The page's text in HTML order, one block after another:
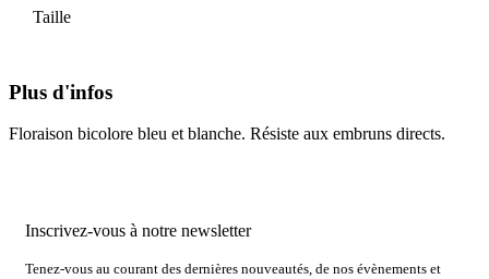
Taille
Plus d'infos
Floraison bicolore bleu et blanche. Résiste aux embruns directs.
Inscrivez-vous à notre newsletter
Tenez-vous au courant des dernières nouveautés, de nos évènements et